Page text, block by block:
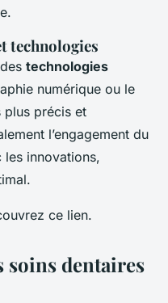
technologies
technologies
numérique ou le
plus précis et
l’engagement du
les innovations,
ce lien.
soins dentaires